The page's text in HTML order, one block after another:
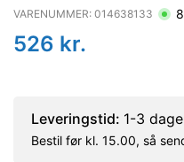
VARENUMMER: 014638133 8
526 kr.
Leveringstid: 1-3 dage
Bestil før kl. 15.00, så